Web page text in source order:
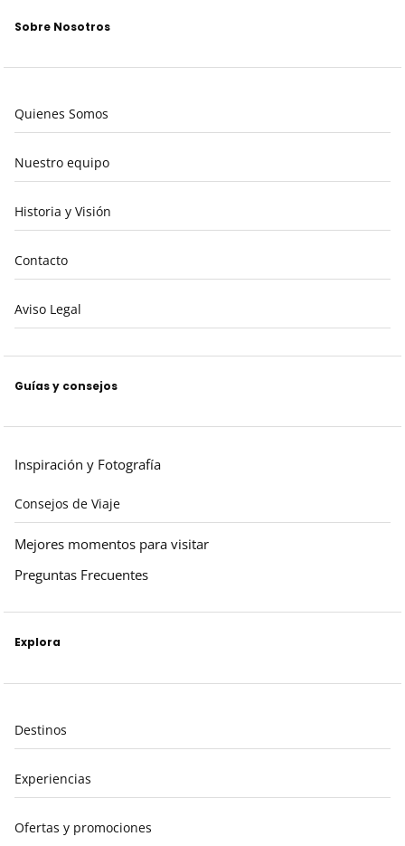
Sobre Nosotros
Quienes Somos
Nuestro equipo
Historia y Visión
Contacto
Aviso Legal
Guías y consejos
Inspiración y Fotografía
Consejos de Viaje
Mejores momentos para visitar
Preguntas Frecuentes
Explora
Destinos
Experiencias
Ofertas y promociones